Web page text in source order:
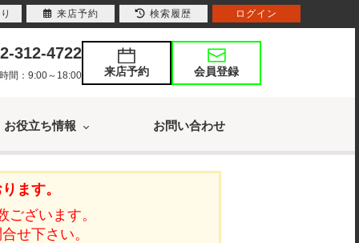
312-4722
間：9:00～18:00 来店予約 会員登録
お役立ち情報 お問い合わせ
ます。
ざいます。
せ下さい。
来店予約 検索履歴 ログイン